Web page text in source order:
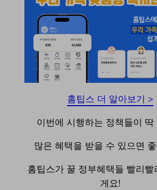
홈팁스 더 알아보기 >
이번에 시행하는 정책들이 딱
많은 혜택을 받을 수 있으면
홈팁스가 꿀 정부혜택들 빨리빨
게요!